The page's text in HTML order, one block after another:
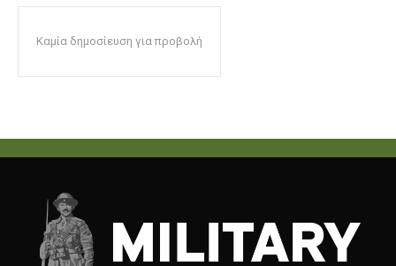
Καμία δημοσίευση για προβολή